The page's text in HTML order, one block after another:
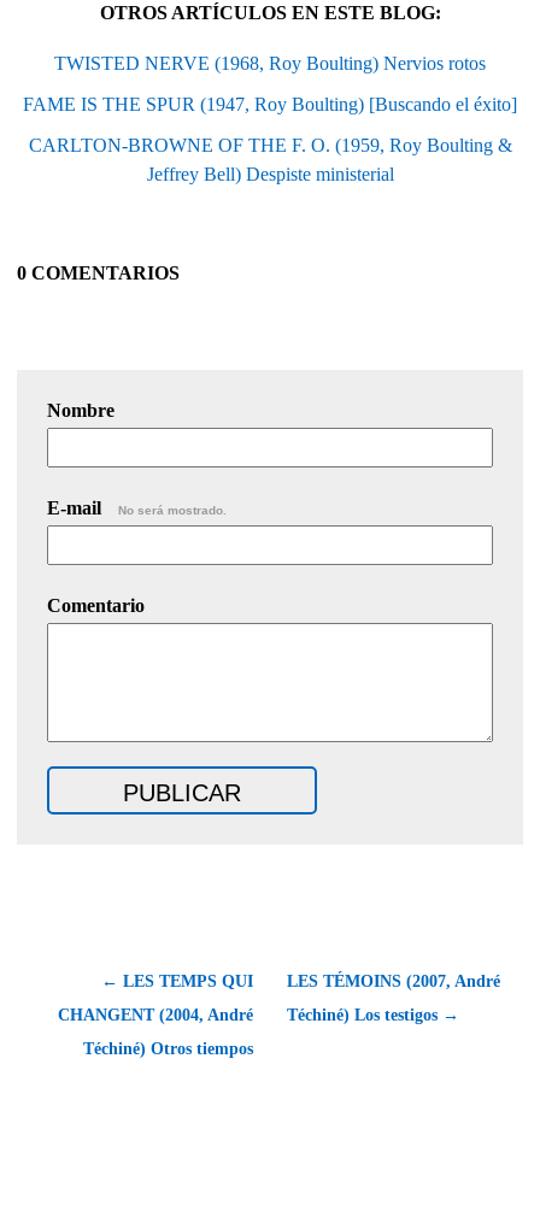
OTROS ARTÍCULOS EN ESTE BLOG:
TWISTED NERVE (1968, Roy Boulting) Nervios rotos
FAME IS THE SPUR (1947, Roy Boulting) [Buscando el éxito]
CARLTON-BROWNE OF THE F. O. (1959, Roy Boulting &
Jeffrey Bell) Despiste ministerial
0 COMENTARIOS
Nombre
E-mail No será mostrado.
Comentario
← LES TEMPS QUI
CHANGENT (2004, André
Téchiné) Otros tiempos
LES TÉMOINS (2007, André
Téchiné) Los testigos →